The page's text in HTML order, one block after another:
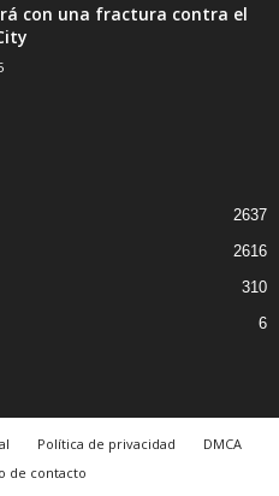
con una fractura contra el
2637
2616
310
6
Política de privacidad
DMCA
de contacto